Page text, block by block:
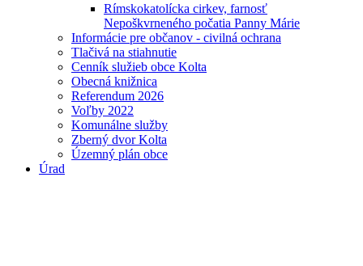
Rímskokatolícka cirkev, farnosť
Nepoškvrneného počatia Panny Márie
Informácie pre občanov - civilná ochrana
Tlačivá na stiahnutie
Cenník služieb obce Kolta
Obecná knižnica
Referendum 2026
Voľby 2022
Komunálne služby
Zberný dvor Kolta
Územný plán obce
Úrad